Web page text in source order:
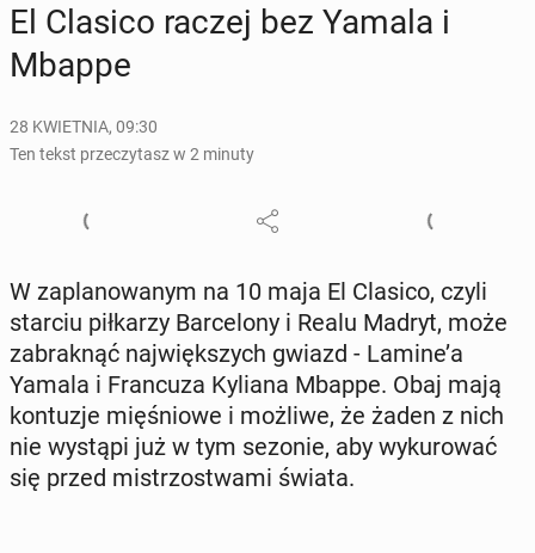
El Clasico raczej bez Yamala i
Mbappe
28 KWIETNIA, 09:30
Ten tekst przeczytasz w 2 minuty
W za­pla­no­wa­nym na 10 maja El Clasico, czyli
starciu pił­ka­rzy Bar­ce­lo­ny i Realu Madryt, może
za­brak­nąć naj­więk­szych gwiazd - Lamine’a
Yamala i Fran­cu­za Kyliana Mbappe. Obaj mają
kon­tu­zje mię­śnio­we i możliwe, że żaden z nich
nie wystąpi już w tym sezonie, aby wy­ku­ro­wać
się przed mi­strzo­stwa­mi świata.